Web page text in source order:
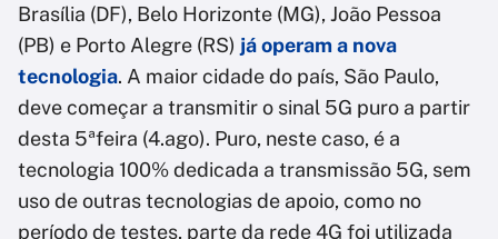
Brasília (DF), Belo Horizonte (MG), João Pessoa
(PB) e Porto Alegre (RS) já operam a nova
tecnologia. A maior cidade do país, São Paulo,
deve começar a transmitir o sinal 5G puro a partir
desta 5ªfeira (4.ago). Puro, neste caso, é a
tecnologia 100% dedicada a transmissão 5G, sem
uso de outras tecnologias de apoio, como no
período de testes, parte da rede 4G foi utilizada